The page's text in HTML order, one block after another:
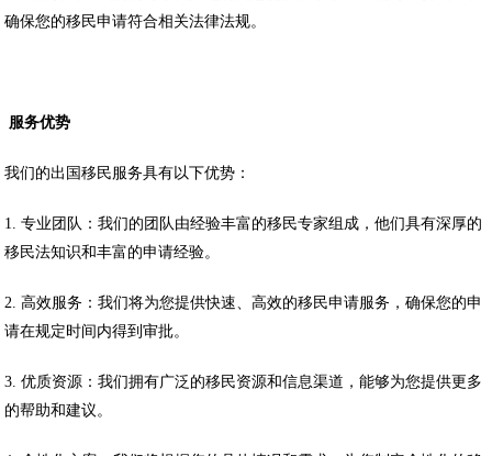
确保您的移民申请符合相关法律法规。
服务优势
我们的出国移民服务具有以下优势：
1. 专业团队：我们的团队由经验丰富的移民专家组成，他们具有深厚的
移民法知识和丰富的申请经验。
2. 高效服务：我们将为您提供快速、高效的移民申请服务，确保您的申
请在规定时间内得到审批。
3. 优质资源：我们拥有广泛的移民资源和信息渠道，能够为您提供更多
的帮助和建议。